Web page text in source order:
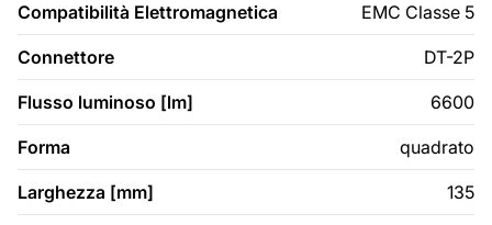
Compatibilità Elettromagnetica EMC Classe 5
Connettore DT-2P
Flusso luminoso [lm] 6600
Forma quadrato
Larghezza [mm] 135